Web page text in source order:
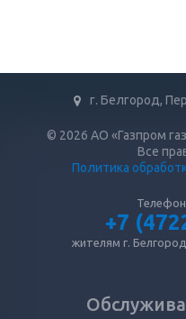
г. Белгород,
© 2026 АО «Газпром
Все
Политика
Телефон
+7
жителям г.